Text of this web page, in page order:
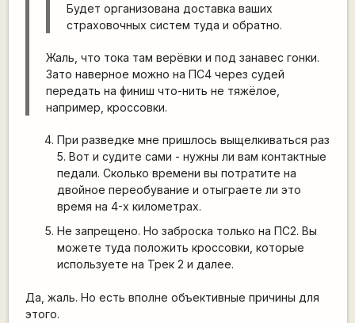
Будет организована доставка ваших
страховочных систем туда и обратно.
Жаль, что тока там верёвки и под занавес гонки.
Зато наверное можно на ПС4 через судей
передать на финиш что-нить не тяжёлое,
например, кроссовки.
При разведке мне пришлось выщелкиваться раз
5. Вот и судите сами - нужны ли вам контактные
педали. Сколько времени вы потратите на
двойное переобувание и отыграете ли это
время на 4-х километрах.
Не запрещено. Но заброска только на ПС2. Вы
можете туда положить кроссовки, которые
используете на Трек 2 и далее.
Да, жаль. Но есть вполне объективные причины для
этого.